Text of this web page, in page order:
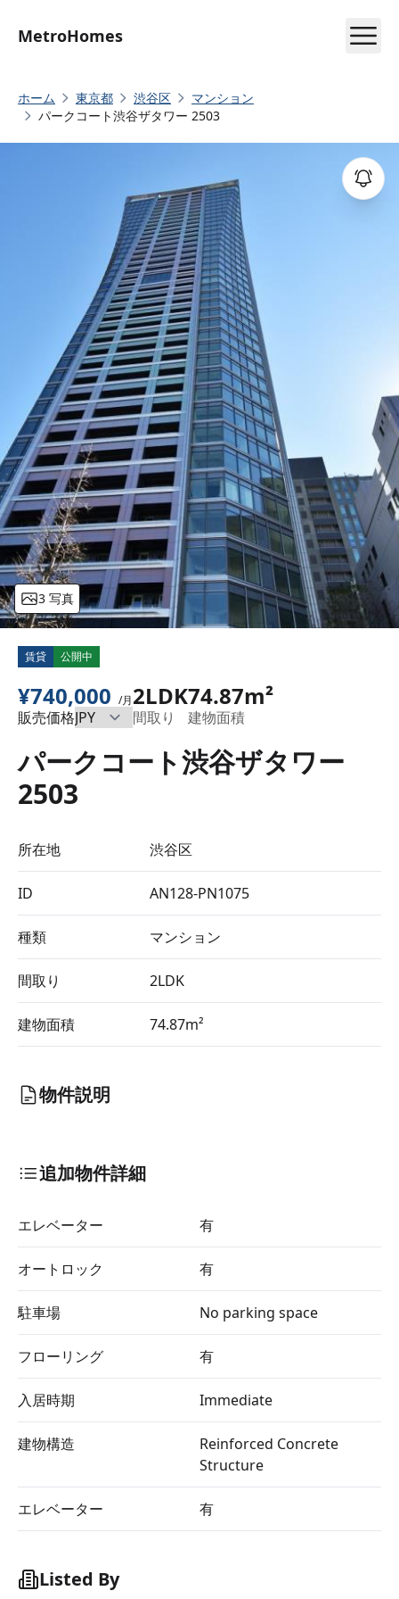
MetroHomes
ホーム 東京都 渋谷区
マンション
パークコート渋谷ザタワー 2503
3 写真
賃貸 公開中
¥740,000 /月
販売価格
2LDK
間取り
74.87m²
建物面積
パークコート渋谷ザタワー
2503
所在地 渋谷区
ID AN128-PN1075
種類 マンション
間取り 2LDK
建物面積 74.87m²
物件説明
追加物件詳細
エレベーター 有
オートロック 有
駐車場 No parking space
フローリング 有
入居時期 Immediate
建物構造
Reinforced Concrete
Structure
エレベーター 有
Listed By